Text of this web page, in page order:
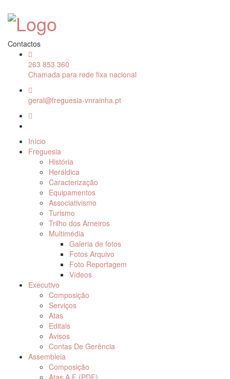
Contactos
263 853 360
Chamada para rede fixa nacional
geral@freguesia-vnrainha.pt
Início
Freguesia
História
Heráldica
Caracterização
Equipamentos
Associativismo
Turismo
Trilho dos Arneiros
Multimédia
Galeria de fotos
Fotos Arquivo
Foto Reportagem
Vídeos
Executivo
Composição
Serviços
Atas
Editais
Avisos
Contas De Gerência
Assembleia
Composição